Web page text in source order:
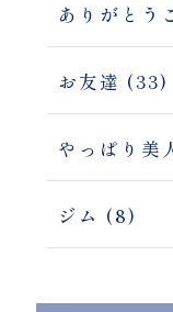
ありがとう
お友達 (33)
やっぱり美
ジム (8)